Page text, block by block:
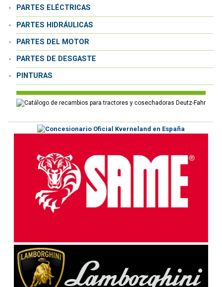
PARTES ELÉCTRICAS
PARTES HIDRÁULICAS
PARTES DEL MOTOR
PARTES DE DESGASTE
PINTURAS